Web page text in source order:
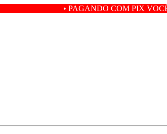
• PAGANDO COM PIX VOCÊ GANHA